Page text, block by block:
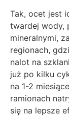
Tak, ocet jest
twardej wody,
mineralnymi,
regionach,
nalot na
już po kilku
na 1-2
ramionach
się na lepsze